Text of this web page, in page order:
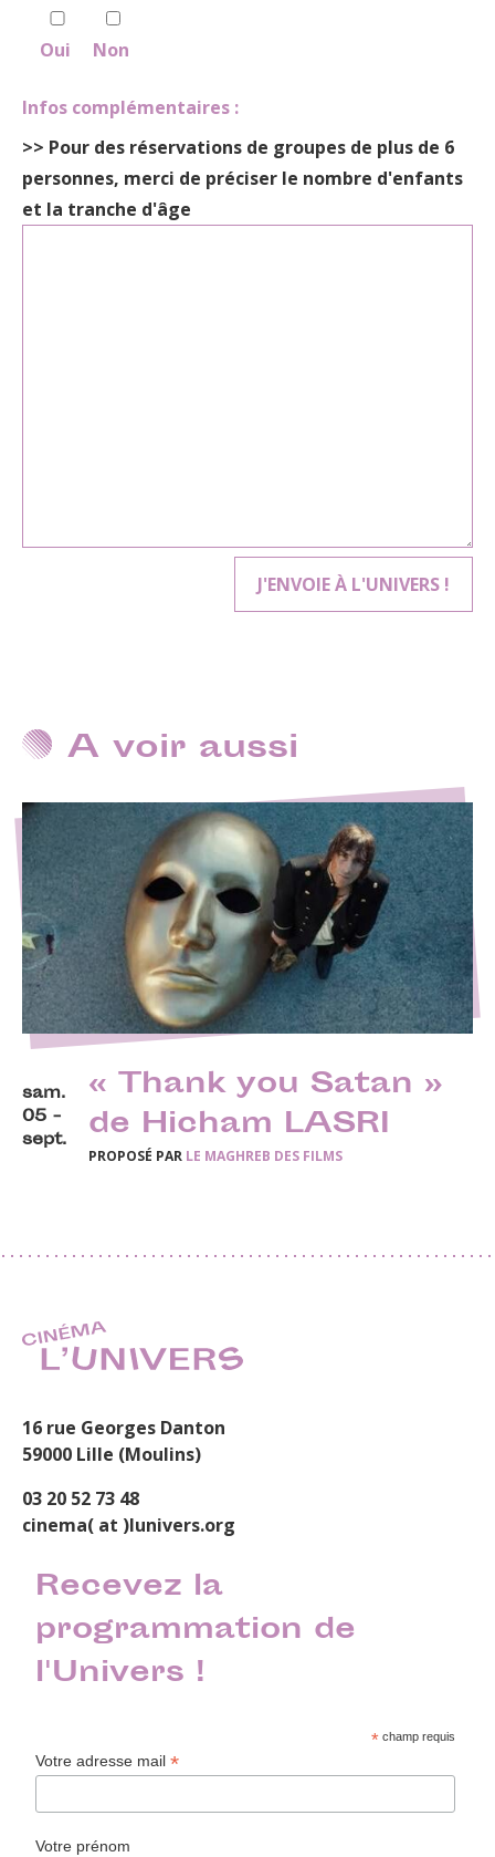
Oui Non
Infos complémentaires :
>> Pour des réservations de groupes de plus de 6
personnes, merci de préciser le nombre d'enfants
et la tranche d'âge
A voir aussi
sam.
05 -
sept.
« Thank you Satan »
de Hicham LASRI
PROPOSÉ PAR LE MAGHREB DES FILMS
16 rue Georges Danton
59000 Lille (Moulins)
03 20 52 73 48
cinema( at )lunivers.org
Recevez la
programmation de
l'Univers !
* champ requis
Votre adresse mail*
Votre prénom